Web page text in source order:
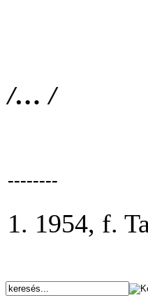
/… /
--------
1. 1954, f.